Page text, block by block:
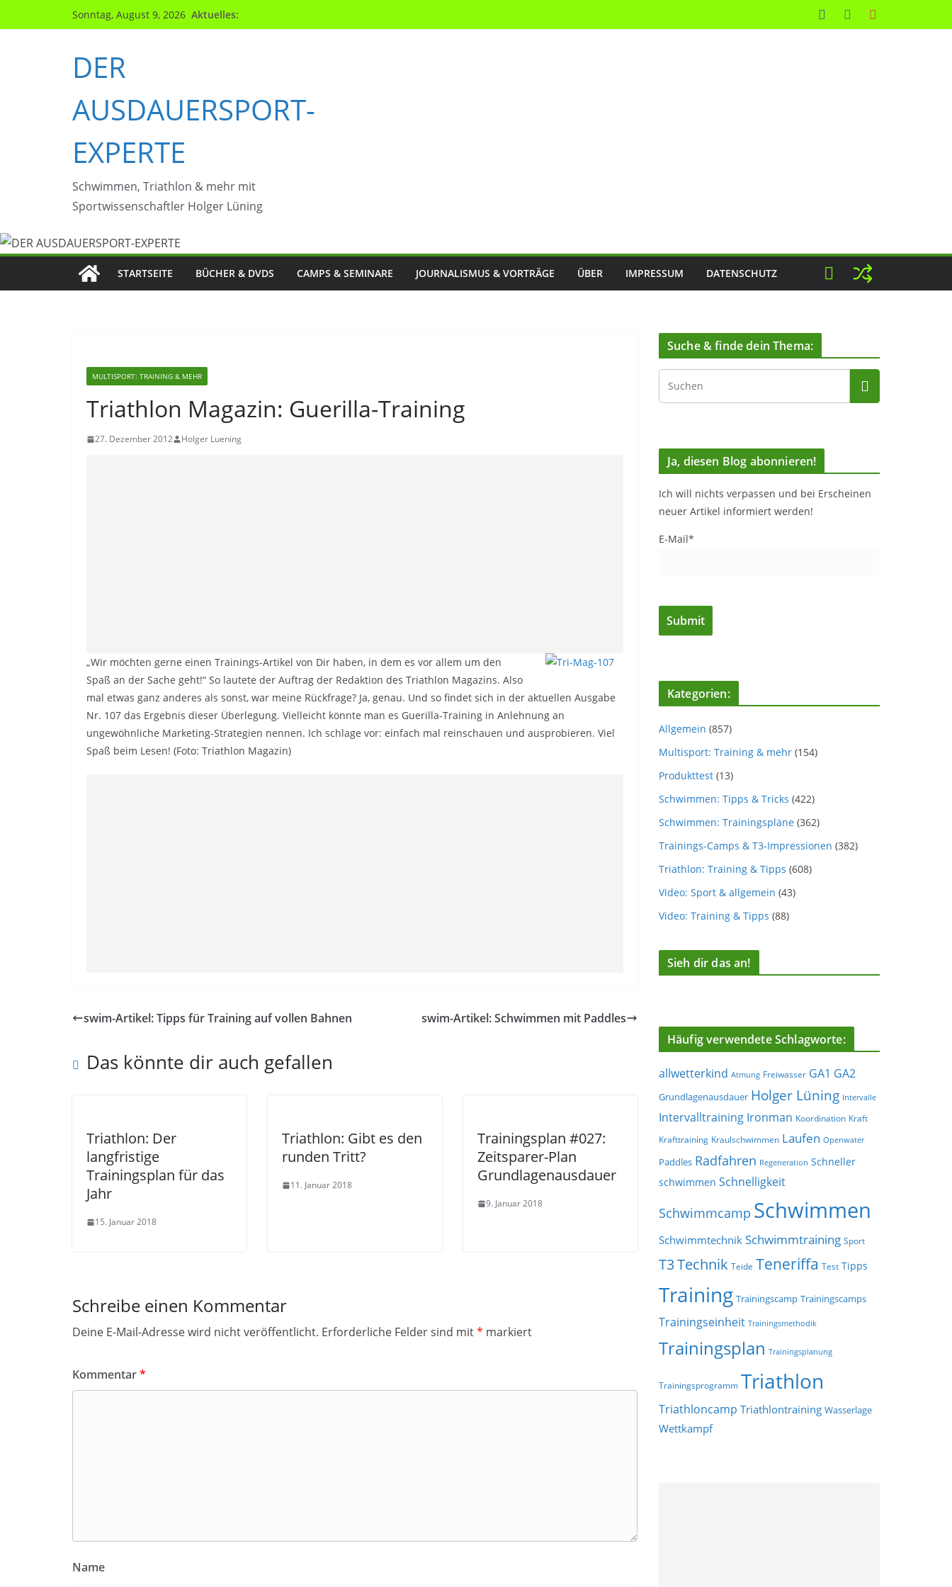
Inhalt
Sonntag, August 9, 2026 Aktuelles:
DER
AUSDAUERSPORT-
EXPERTE
Schwimmen, Triathlon & mehr mit
Sportwissenschaftler Holger Lüning
STARTSEITE BÜCHER & DVDS CAMPS & SEMINARE JOURNALISMUS & VORTRÄGE ÜBER IMPRESSUM DATENSCHUTZ
MULTISPORT: TRAINING & MEHR
Triathlon Magazin: Guerilla-Training
27. Dezember 2012 Holger Luening
„Wir möchten gerne einen Trainings-Artikel von Dir haben, in dem es vor allem um den
Spaß an der Sache geht!“ So lautete der Auftrag der Redaktion des Triathlon Magazins. Also
mal etwas ganz anderes als sonst, war meine Rückfrage? Ja, genau. Und so findet sich in der aktuellen Ausgabe
Nr. 107 das Ergebnis dieser Überlegung. Vielleicht könnte man es Guerilla-Training in Anlehnung an
ungewöhnliche Marketing-Strategien nennen. Ich schlage vor: einfach mal reinschauen und ausprobieren. Viel
Spaß beim Lesen! (Foto: Triathlon Magazin)
swim-Artikel: Tipps für Training auf vollen Bahnen swim-Artikel: Schwimmen mit Paddles
Das könnte dir auch gefallen
Triathlon: Der
langfristige
Trainingsplan für das
Jahr
15. Januar 2018
Triathlon: Gibt es den
runden Tritt?
11. Januar 2018
Trainingsplan #027:
Zeitsparer-Plan
Grundlagenausdauer
9. Januar 2018
Schreibe einen Kommentar
Deine E-Mail-Adresse wird nicht veröffentlicht. Erforderliche Felder sind mit* markiert
Kommentar*
Name
Suche & finde dein Thema:
Ja, diesen Blog abonnieren!
Ich will nichts verpassen und bei Erscheinen
neuer Artikel informiert werden!
E-Mail*
Kategorien:
Allgemein (857)
Multisport: Training & mehr (154)
Produkttest (13)
Schwimmen: Tipps & Tricks (422)
Schwimmen: Trainingspläne (362)
Trainings-Camps & T3-Impressionen (382)
Triathlon: Training & Tipps (608)
Video: Sport & allgemein (43)
Video: Training & Tipps (88)
Sieh dir das an!
Häufig verwendete Schlagworte:
allwetterkind Atmung Freiwasser GA1 GA2
Grundlagenausdauer Holger Lüning Intervalle
Intervalltraining Ironman Koordination Kraft
Krafttraining Kraulschwimmen Laufen Openwater
Paddles Radfahren Regeneration Schneller
schwimmen Schnelligkeit
Schwimmcamp Schwimmen
Schwimmtechnik Schwimmtraining Sport
T3Technik Teide Teneriffa Test Tipps
Training Trainingscamp Trainingscamps
Trainingseinheit Trainingsmethodik
Trainingsplan Trainingsplanung
Trainingsprogramm Triathlon
Triathloncamp Triathlontraining Wasserlage
Wettkampf